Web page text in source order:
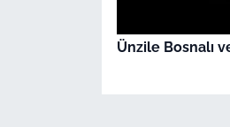
Ünzile Bosnalı